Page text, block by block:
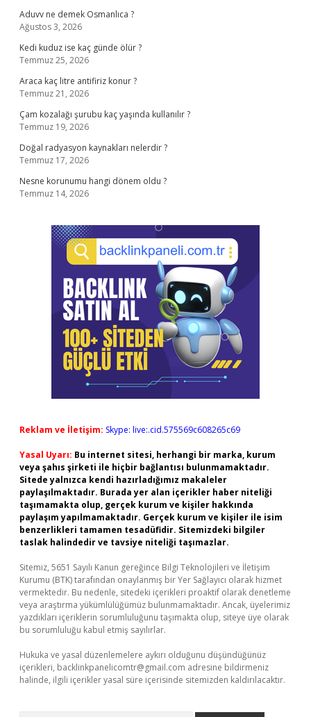
Aduvv ne demek Osmanlıca ?
Ağustos 3, 2026
Kedi kuduz ise kaç günde ölür ?
Temmuz 25, 2026
Araca kaç litre antifiriz konur ?
Temmuz 21, 2026
Çam kozalağı şurubu kaç yaşında kullanılır ?
Temmuz 19, 2026
Doğal radyasyon kaynakları nelerdir ?
Temmuz 17, 2026
Nesne korunumu hangi dönem oldu ?
Temmuz 14, 2026
Reklam ve İletişim: Skype: live:.cid.575569c608265c69
Yasal Uyarı: Bu internet sitesi, herhangi bir marka, kurum
veya şahıs şirketi ile hiçbir bağlantısı bulunmamaktadır.
Sitede yalnızca kendi hazırladığımız makaleler
paylaşılmaktadır. Burada yer alan içerikler haber niteliği
taşımamakta olup, gerçek kurum ve kişiler hakkında
paylaşım yapılmamaktadır. Gerçek kurum ve kişiler ile isim
benzerlikleri tamamen tesadüfidir. Sitemizdeki bilgiler
taslak halindedir ve tavsiye niteliği taşımazlar.
Sitemiz, 5651 Sayılı Kanun gereğince Bilgi Teknolojileri ve İletişim
Kurumu (BTK) tarafından onaylanmış bir Yer Sağlayıcı olarak hizmet
vermektedir. Bu nedenle, sitedeki içerikleri proaktif olarak denetleme
veya araştırma yükümlülüğümüz bulunmamaktadır. Ancak, üyelerimiz
yazdıkları içeriklerin sorumluluğunu taşımakta olup, siteye üye olarak
bu sorumluluğu kabul etmiş sayılırlar.
Hukuka ve yasal düzenlemelere aykırı olduğunu düşündüğünüz
içerikleri, backlinkpanelicomtr@gmail.com adresine bildirmeniz
halinde, ilgili içerikler yasal süre içerisinde sitemizden kaldırılacaktır.